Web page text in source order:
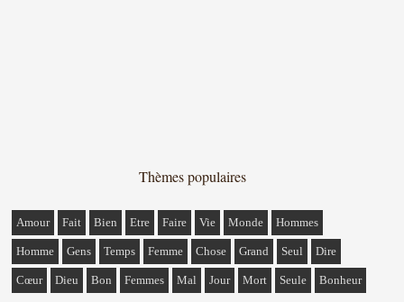
Thèmes populaires
Amour Fait Bien Etre Faire Vie Monde Hommes
Homme Gens Temps Femme Chose Grand Seul Dire
Cœur Dieu Bon Femmes Mal Jour Mort Seule Bonheur